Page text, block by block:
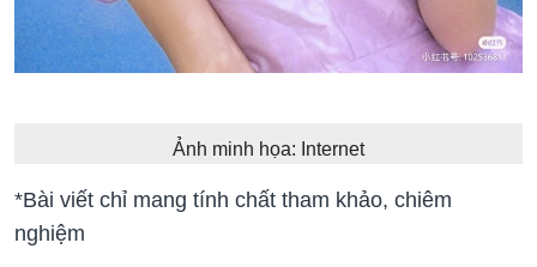
Ảnh minh họa: Internet
*Bài viết chỉ mang tính chất tham khảo, chiêm
nghiệm